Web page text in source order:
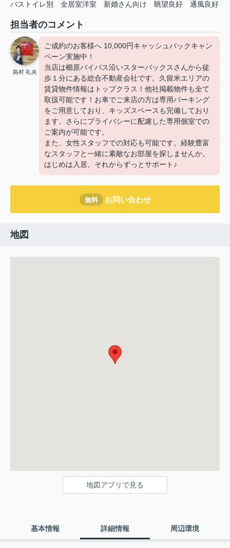
バストイレ別 全居室洋室 新婚さん向け 眺望良好 通風良好
担当者のコメント
島村 礼央
ご成約のお客様へ 10,000円キャッシュバックキャン
ペーン実施中！
当店は櫛原バイパス沿いスターバックスさんから徒
歩１分にある総合不動産会社です。久留米エリアの
賃貸物件情報はトップクラス！他社掲載物件も全て
取扱可能です！お車でご来店の方は専用パーキング
をご用意しており、キッズスペースも完備しており
ます。さらにプライバシーに配慮した専用個室での
ご案内が可能です。
また、女性スタッフでの対応も可能です。経験豊富
なスタッフと一緒に素敵なお部屋を探しませんか。
はじめは入居、それからずっとサポート♪
無料 お問い合わせ
地図
地図アプリで見る
基本情報 詳細情報 周辺環境